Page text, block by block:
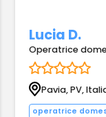
Lucia D.
Operatrice
Pavia, PV,
operatrice